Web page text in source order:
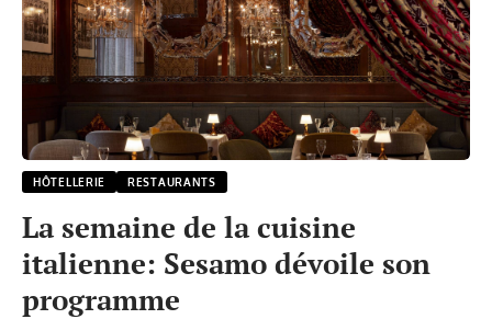
HÔTELLERIE RESTAURANTS
La semaine de la cuisine
italienne: Sesamo dévoile son
programme